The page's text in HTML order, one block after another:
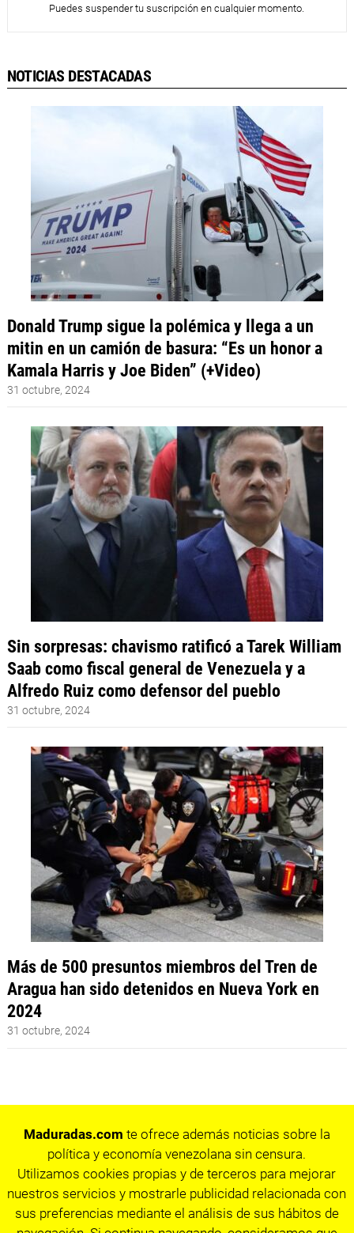
Puedes suspender tu suscripción en cualquier momento.
NOTICIAS DESTACADAS
Donald Trump sigue la polémica y llega a un
mitin en un camión de basura: “Es un honor a
Kamala Harris y Joe Biden” (+Video)
31 octubre, 2024
Sin sorpresas: chavismo ratificó a Tarek William
Saab como fiscal general de Venezuela y a
Alfredo Ruiz como defensor del pueblo
31 octubre, 2024
Más de 500 presuntos miembros del Tren de
Aragua han sido detenidos en Nueva York en
2024
31 octubre, 2024
Maduradas.com te ofrece además noticias sobre la
política y economía venezolana sin censura.
Utilizamos cookies propias y de terceros para mejorar
nuestros servicios y mostrarle publicidad relacionada con
sus preferencias mediante el análisis de sus hábitos de